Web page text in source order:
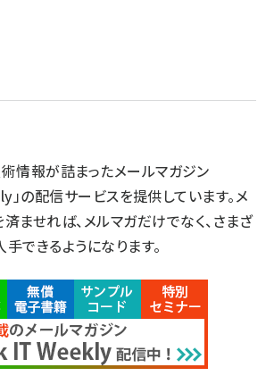
情報が詰まったメールマガジン
の配信サービスを提供しています。メ
ませれば、メルマガだけでなく、さまざ
できるようになります。